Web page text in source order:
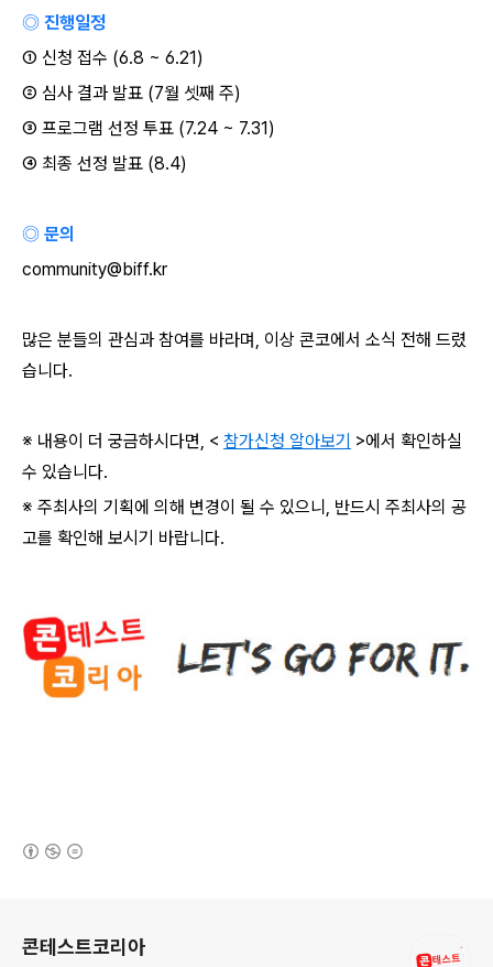
◎ 진행일정
① 신청 접수 (6.8 ~ 6.21)
② 심사 결과 발표 (7월 셋째 주)
③ 프로그램 선정 투표 (7.24 ~ 7.31)
④ 최종 선정 발표 (8.4)
◎ 문의
community@biff.kr
많은 분들의 관심과 참여를 바라며, 이상 콘코에서 소식 전해 드렸
습니다.
※ 내용이 더 궁금하시다면, < 참가신청 알아보기 >에서 확인하실
수 있습니다.
※ 주최사의 기획에 의해 변경이 될 수 있으니, 반드시 주최사의 공
고를 확인해 보시기 바랍니다.
콘테스트코리아